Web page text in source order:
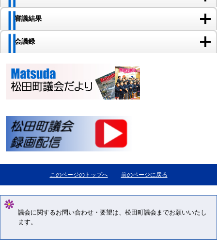
審議結果
会議録
このページのトップへ 前のページに戻る
議会に関するお問い合わせ・要望は、松田町議会までお願いいたし
ます。